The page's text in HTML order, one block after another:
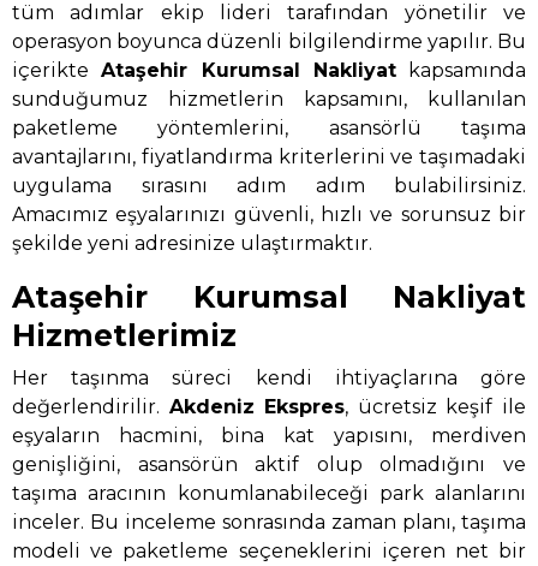
tüm adımlar ekip lideri tarafından yönetilir ve
operasyon boyunca düzenli bilgilendirme yapılır. Bu
içerikteAtaşehir Kurumsal Nakliyatkapsamında
sunduğumuz hizmetlerin kapsamını, kullanılan
paketleme yöntemlerini, asansörlü taşıma
avantajlarını, fiyatlandırma kriterlerini ve taşımadaki
uygulama sırasını adım adım bulabilirsiniz.
Amacımız eşyalarınızı güvenli, hızlı ve sorunsuz bir
şekilde yeni adresinize ulaştırmaktır.
Ataşehir Kurumsal Nakliyat
Hizmetlerimiz
Her taşınma süreci kendi ihtiyaçlarına göre
değerlendirilir. Akdeniz Ekspres, ücretsiz keşif ile
eşyaların hacmini, bina kat yapısını, merdiven
genişliğini, asansörün aktif olup olmadığını ve
taşıma aracının konumlanabileceği park alanlarını
inceler. Bu inceleme sonrasında zaman planı, taşıma
modeli ve paketleme seçeneklerini içeren net bir